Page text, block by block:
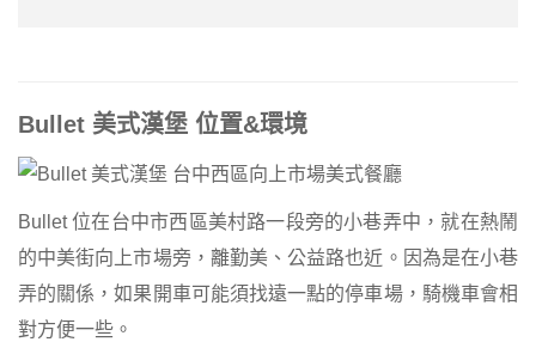
Bullet 美式漢堡 位置&環境
Bullet 位在台中市西區美村路一段旁的小巷弄中，就在熱鬧
的中美街向上市場旁，離勤美、公益路也近。因為是在小巷
弄的關係，如果開車可能須找遠一點的停車場，騎機車會相
對方便一些。